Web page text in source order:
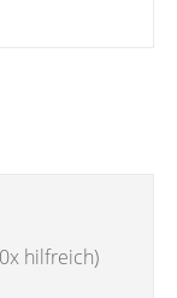
hilfreich)